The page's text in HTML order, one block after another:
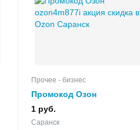
Прочее - бизнес
Промокод Озон
ozon4m877i акция скидка в
Ozon
1 руб.
Саранск